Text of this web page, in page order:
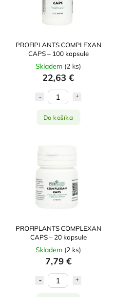
Abecedne
PROFIPLANTS COMPLEXAN
CAPS – 100 kapsule
Skladem (2 ks)
22,63 €
Do košíka
PROFIPLANTS COMPLEXAN
CAPS – 20 kapsule
Skladem (2 ks)
7,79 €